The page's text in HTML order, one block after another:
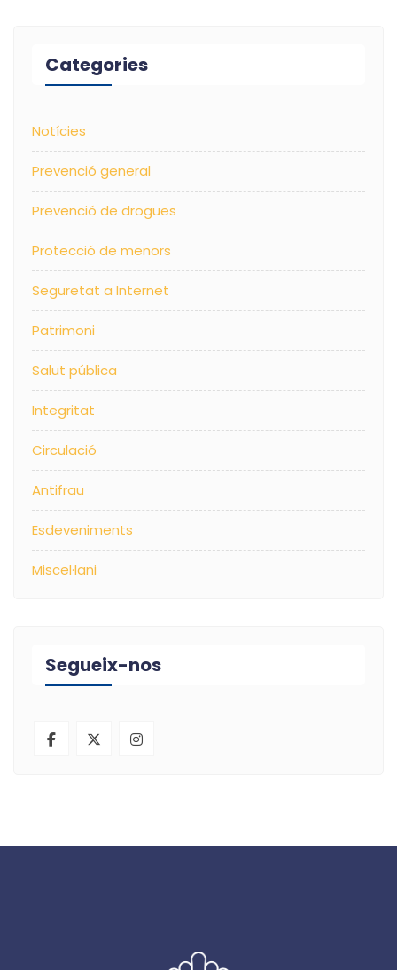
Categories
Notícies
Prevenció general
Prevenció de drogues
Protecció de menors
Seguretat a Internet
Patrimoni
Salut pública
Integritat
Circulació
Antifrau
Esdeveniments
Miscel·lani
Segueix-nos